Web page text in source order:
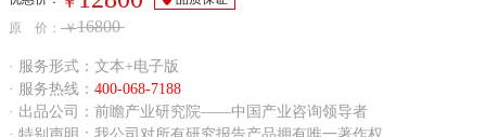
原 价： ￥16800
· 服务形式：文本+电子版
· 服务热线： 400-068-7188
· 出品公司：前瞻产业研究院——中国产业咨询领导者